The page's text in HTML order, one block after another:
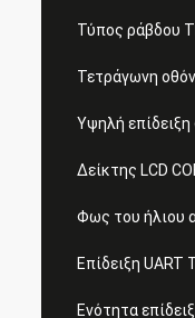
Τύπος ράβδου
Τετράγωνη
Υψηλή
Δείκτης LCD
Φως του ήλιου
Επίδειξη UART
Ενότητα